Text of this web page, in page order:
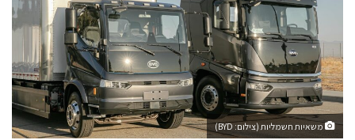
משאיות חשמליות (צילום: BYD)